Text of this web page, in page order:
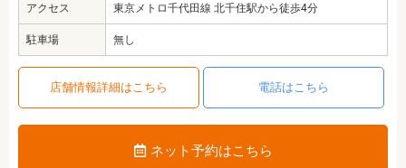
アクセス 東京メトロ千代田線 北千住駅から徒歩4分
駐車場 無し
店舗情報詳細はこちら 電話はこちら
ネット予約はこちら